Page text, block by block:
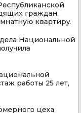
граждан,
квартиру.
Национальной
работы 25 лет,
цеха